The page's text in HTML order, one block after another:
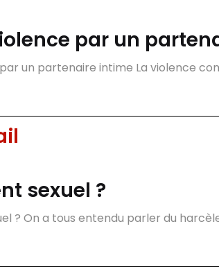
par un
un partenaire intime La violence
sexuel ?
? On a tous entendu parler du